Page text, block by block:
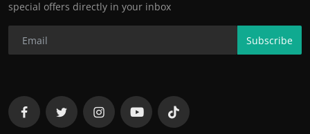
special offers directly in your inbox
Subscribe